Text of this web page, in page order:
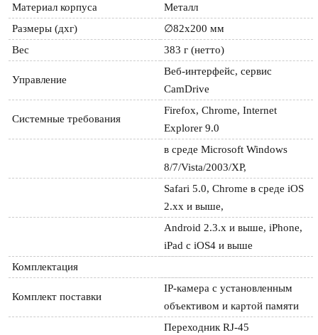
Материал корпуса
Металл
Размеры (дхг)
∅82х200 мм
Вес
383 г (нетто)
Управление
Веб-интерфейс, сервис
CamDrive
Системные требования
Firefox, Chrome, Internet
Explorer 9.0
в среде Microsoft Windows
8/7/Vista/2003/XP,
Safari 5.0, Chrome в среде iOS
2.хх и выше,
Android 2.3.x и выше, iPhone,
iPad c iOS4 и выше
Комплектация
Комплект поставки
IP-камера с установленным
объективом и картой памяти
Переходник RJ-45